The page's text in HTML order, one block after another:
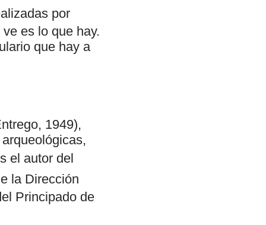
por
es lo que hay.
que hay a
1949),
el autor del
la Dirección
Principado de